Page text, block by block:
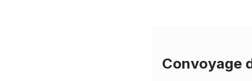
Convoyage